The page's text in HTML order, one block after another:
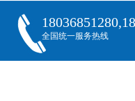
全国统一服务热线